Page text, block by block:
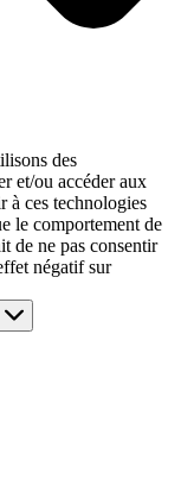
des
et/ou accéder aux
à ces technologies
le comportement de
de ne pas consentir
négatif sur